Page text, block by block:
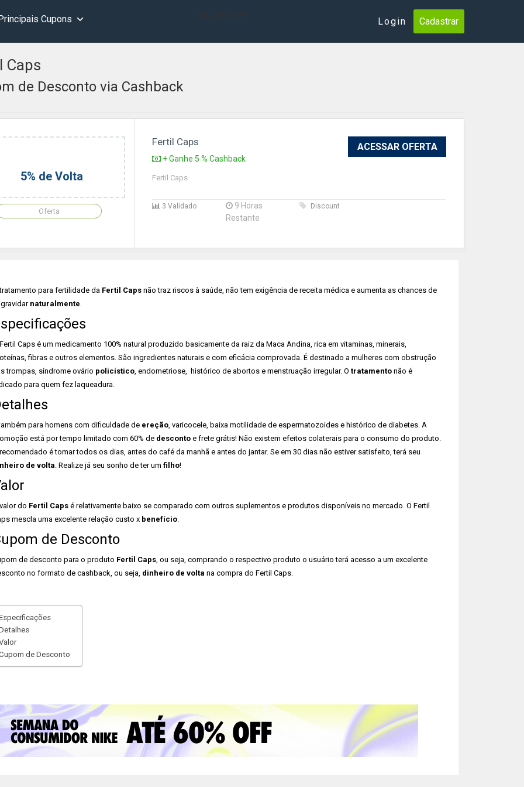
Cupons Login Cadastrar
Caps
de Desconto via Cashback
5% de Volta
Oferta
Fertil Caps
+ Ganhe 5 % Cashback
ACESSAR OFERTA
Fertil Caps
3 Validado
9 Horas
Restante
Discount
para fertilidade da Fertil Capsnão traz riscos à saúde, não tem exigência de receita médica e aumenta as chances de
naturalmente.
Caps é um medicamento 100% natural produzido basicamente da raiz da Maca Andina, rica em vitaminas, minerais,
fibras e outros elementos. São ingredientes naturais e com eficácia comprovada. É destinado a mulheres com obstrução
trompas, síndrome ovário policístico, endometriose, histórico de abortos e menstruação irregular. O tratamentonão é
para quem fez laqueadura.
para homens com dificuldade de ereção, varicocele, baixa motilidade de espermatozoides e histórico de diabetes. A
está por tempo limitado com 60% de descontoe frete grátis! Não existem efeitos colaterais para o consumo do produto.
é tomar todos os dias, antes do café da manhã e antes do jantar. Se em 30 dias não estiver satisfeito, terá seu
de volta. Realize já seu sonho de ter um filho!
do Fertil Capsé relativamente baixo se comparado com outros suplementos e produtos disponíveis no mercado. O Fertil
mescla uma excelente relação custo x benefício.
de Desconto
de desconto para o produto Fertil Caps, ou seja, comprando o respectivo produto o usuário terá acesso a um excelente
no formato de cashback, ou seja, dinheiro de volta na compra do Fertil Caps.
de Desconto